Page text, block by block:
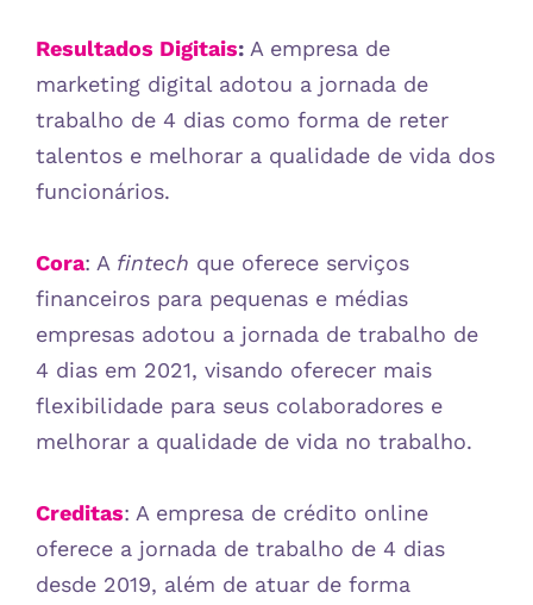
Resultados Digitais: A empresa de
marketing digital adotou a jornada de
trabalho de 4 dias como forma de reter
talentos e melhorar a qualidade de vida dos
funcionários.
Cora: A fintech que oferece serviços
financeiros para pequenas e médias
empresas adotou a jornada de trabalho de
4 dias em 2021, visando oferecer mais
flexibilidade para seus colaboradores e
melhorar a qualidade de vida no trabalho.
Creditas: A empresa de crédito online
oferece a jornada de trabalho de 4 dias
desde 2019, além de atuar de forma